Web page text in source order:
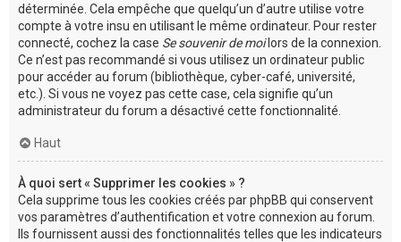
déterminée. Cela empêche que quelqu’un d’autre utilise votre
compte à votre insu en utilisant le même ordinateur. Pour rester
connecté, cochez la case Se souvenir de moilors de la connexion.
Ce n’est pas recommandé si vous utilisez un ordinateur public
pour accéder au forum (bibliothèque, cyber-café, université,
etc.). Si vous ne voyez pas cette case, cela signifie qu’un
administrateur du forum a désactivé cette fonctionnalité.
Haut
À quoi sert « Supprimer les cookies » ?
Cela supprime tous les cookies créés par phpBB qui conservent
vos paramètres d’authentification et votre connexion au forum.
Ils fournissent aussi des fonctionnalités telles que les indicateurs